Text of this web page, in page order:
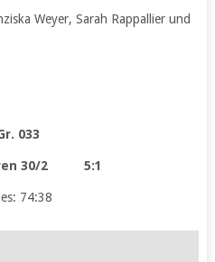
Weyer, Sarah Rappallier und
033
30/2 5:1
74:38